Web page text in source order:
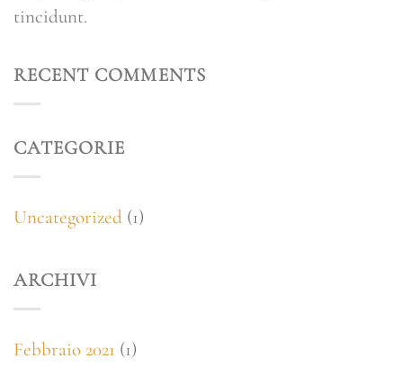
tincidunt.
RECENT COMMENTS
CATEGORIE
Uncategorized (1)
ARCHIVI
Febbraio 2021 (1)